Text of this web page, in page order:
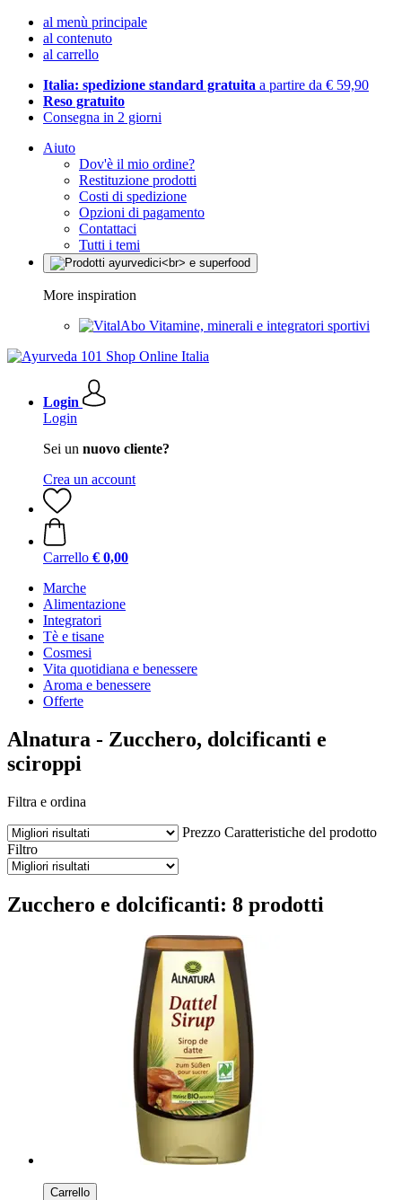
al menù principale
al contenuto
al carrello
Italia: spedizione standard gratuita a partire da € 59,90
Reso gratuito
Consegna in 2 giorni
Aiuto
Dov'è il mio ordine?
Restituzione prodotti
Costi di spedizione
Opzioni di pagamento
Contattaci
Tutti i temi
More inspiration
Vitamine, minerali e integratori sportivi
Login
Login
Sei un nuovo cliente?
Crea un account
Carrello € 0,00
Marche
Alimentazione
Integratori
Tè e tisane
Cosmesi
Vita quotidiana e benessere
Aroma e benessere
Offerte
Alnatura - Zucchero, dolcificanti e
sciroppi
Filtra e ordina
Prezzo Caratteristiche del prodotto
Filtro
Zucchero e dolcificanti: 8 prodotti
Carrello